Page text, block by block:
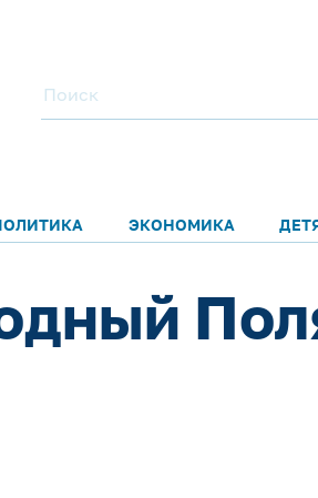
ЭКОНОМИКА